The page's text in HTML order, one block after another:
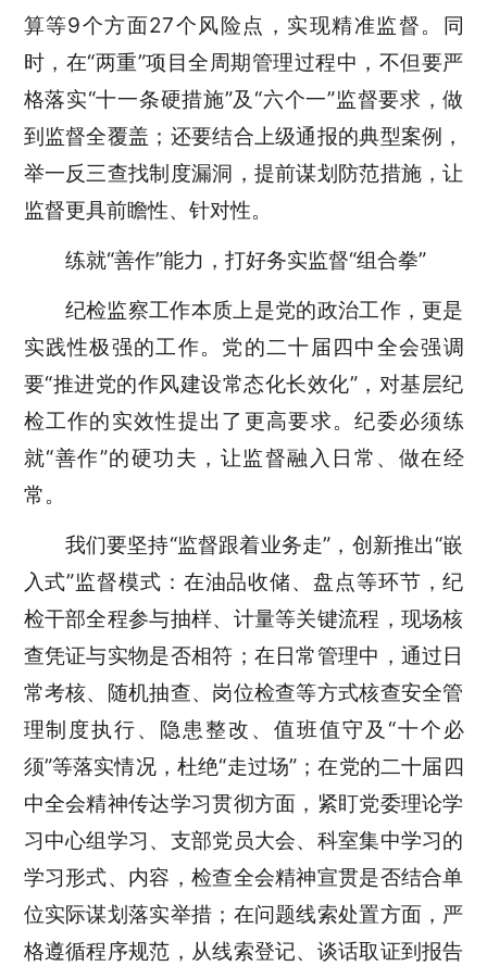
算等9个方面27个风险点，实现精准监督。同
时，在“两重”项目全周期管理过程中，不但要严
格落实“十一条硬措施”及“六个一”监督要求，做
到监督全覆盖；还要结合上级通报的典型案例，
举一反三查找制度漏洞，提前谋划防范措施，让
监督更具前瞻性、针对性。
练就“善作”能力，打好务实监督“组合拳”
纪检监察工作本质上是党的政治工作，更是
实践性极强的工作。党的二十届四中全会强调
要“推进党的作风建设常态化长效化”，对基层纪
检工作的实效性提出了更高要求。纪委必须练
就“善作”的硬功夫，让监督融入日常、做在经
常。
我们要坚持“监督跟着业务走”，创新推出“嵌
入式”监督模式：在油品收储、盘点等环节，纪
检干部全程参与抽样、计量等关键流程，现场核
查凭证与实物是否相符；在日常管理中，通过日
常考核、随机抽查、岗位检查等方式核查安全管
理制度执行、隐患整改、值班值守及“十个必
须”等落实情况，杜绝“走过场”；在党的二十届四
中全会精神传达学习贯彻方面，紧盯党委理论学
习中心组学习、支部党员大会、科室集中学习的
学习形式、内容，检查全会精神宣贯是否结合单
位实际谋划落实举措；在问题线索处置方面，严
格遵循程序规范，从线索登记、谈话取证到报告